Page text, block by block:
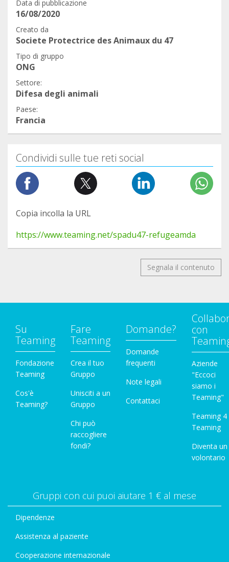
Data di pubblicazione
16/08/2020
Creato da
Societe Protectrice des Animaux du 47
Tipo di gruppo
ONG
Settore:
Difesa degli animali
Paese:
Francia
Condividi sulle tue reti social
Copia incolla la URL
https://www.teaming.net/spadu47-refugeamda
Segnala il contenuto
Su
Teaming
Fondazione
Teaming
Cos'è
Teaming?
Fare
Teaming
Crea il tuo
Gruppo
Unisciti a un
Gruppo
Chi può
raccogliere
fondi?
Domande?
Domande
frequenti
Note legali
Contattaci
con
Aziende
"Eccoci
siamo i
Teaming"
Teaming 4
Teaming
Diventa un
volontario
Gruppi con cui puoi aiutare 1 € al mese
Dipendenze
Assistenza al paziente
Cooperazione internazionale